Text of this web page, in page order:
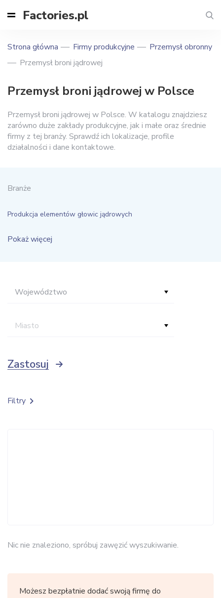
Factories.pl
Strona główna Firmy produkcyjne
Przemysł obronny
Przemysł broni jądrowej
Przemysł broni jądrowej w Polsce
Przemysł broni jądrowej w Polsce. W katalogu znajdziesz
zarówno duże zakłady produkcyjne, jak i małe oraz średnie
firmy z tej branży. Sprawdź ich lokalizacje, profile
działalności i dane kontaktowe.
Branże
Produkcja elementów głowic jądrowych
Pokaż więcej
Województwo
Miasto
Zastosuj
Nic nie znaleziono, spróbuj zawęzić wyszukiwanie.
Możesz bezpłatnie dodać swoją firmę do
Filtry